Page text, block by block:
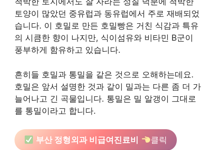
토양이 많았던 중유럽과 동유럽에서 주로 재배되었
습니다. 이 호밀로 만든 호밀빵은 거친 식감과 특유
의 시큼한 향이 나지만, 식이섬유와 비타민 B군이
풍부하게 함유하고 있습니다.
흔히들 호밀과 통밀을 같은 것으로 오해하는데요.
호밀은 앞서 설명한 것과 같이 밀과는 다른 좀 더 가
늘어나고 긴 곡물입니다. 통밀은 밀 알갱이 그대로
를 통밀이라고 합니다.
부산 정형외과 비급여진료비 클릭